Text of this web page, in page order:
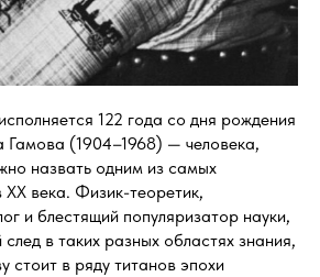
122 года со дня рождения
Гамова (1904–1968) — человека,
назвать одним из самых
века. Физик-теоретик,
и блестящий популяризатор науки,
в таких разных областях знания,
стоит в ряду титанов эпохи